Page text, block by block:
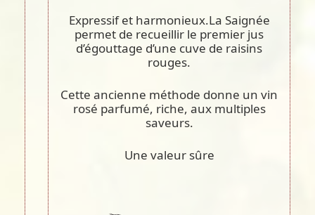
Expressif et harmonieux.La Saignée
permet de recueillir le premier jus
d’égouttage d’une cuve de raisins
rouges.
Cette ancienne méthode donne un vin
rosé parfumé, riche, aux multiples
saveurs.
Une valeur sûre